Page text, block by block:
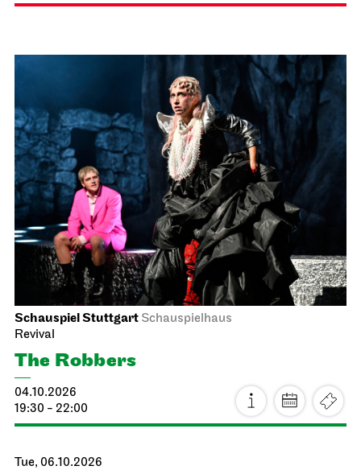
Schauspiel Stuttgart Schauspielhaus
Revival
The Robbers
04.10.2026
19:30 - 22:00
Tue, 06.10.2026